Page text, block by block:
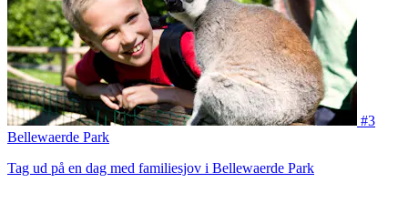
#3
Bellewaerde Park
Tag ud på en dag med familiesjov i Bellewaerde Park